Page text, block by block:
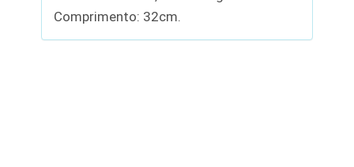
Comprimento: 32cm.